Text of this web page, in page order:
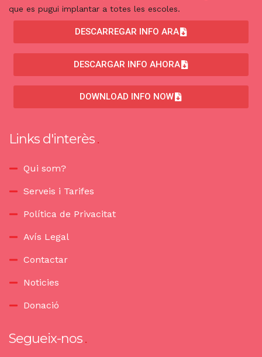
que es pugui implantar a totes les escoles.
DESCARREGAR INFO ARA
DESCARGAR INFO AHORA
DOWNLOAD INFO NOW
Links d'interès
Qui som?
Serveis i Tarifes
Política de Privacitat
Avís Legal
Contactar
Noticies
Donació
Segueix-nos